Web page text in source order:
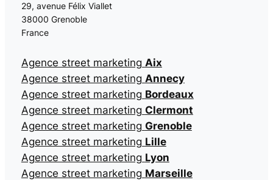
29, avenue Félix Viallet
38000 Grenoble
France
Agence street marketing Aix
Agence street marketing Annecy
Agence street marketing Bordeaux
Agence street marketing Clermont
Agence street marketing Grenoble
Agence street marketing Lille
Agence street marketing Lyon
Agence street marketing Marseille